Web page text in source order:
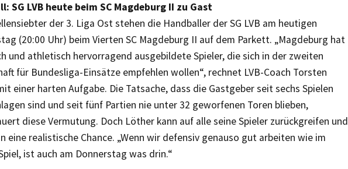
SG LVB heute beim SC Magdeburg II zu Gast
der 3. Liga Ost stehen die Handballer der SG LVB am heutigen
(20:00 Uhr) beim Vierten SC Magdeburg II auf dem Parkett. „Magdeburg hat
und athletisch hervorragend ausgebildete Spieler, die sich in der zweiten
für Bundesliga-Einsätze empfehlen wollen“, rechnet LVB-Coach Torsten
einer harten Aufgabe. Die Tatsache, dass die Gastgeber seit sechs Spielen
sind und seit fünf Partien nie unter 32 geworfenen Toren blieben,
diese Vermutung. Doch Löther kann auf alle seine Spieler zurückgreifen und
eine realistische Chance. „Wenn wir defensiv genauso gut arbeiten wie im
ist auch am Donnerstag was drin.“